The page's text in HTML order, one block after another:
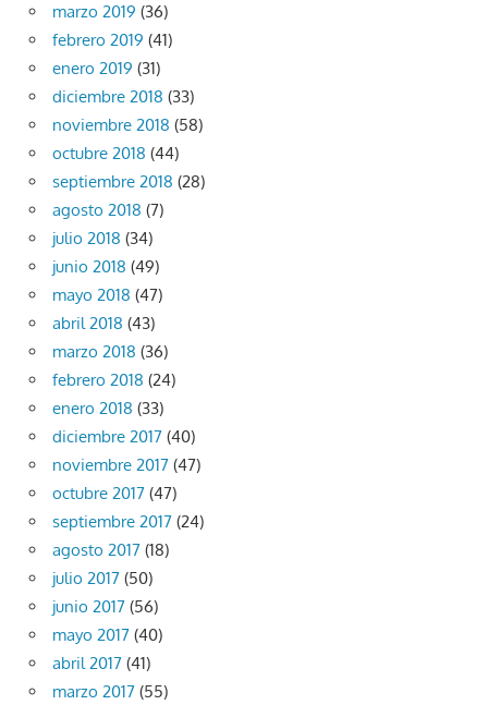
marzo 2019 (36)
febrero 2019 (41)
enero 2019 (31)
diciembre 2018 (33)
noviembre 2018 (58)
octubre 2018 (44)
septiembre 2018 (28)
agosto 2018 (7)
julio 2018 (34)
junio 2018 (49)
mayo 2018 (47)
abril 2018 (43)
marzo 2018 (36)
febrero 2018 (24)
enero 2018 (33)
diciembre 2017 (40)
noviembre 2017 (47)
octubre 2017 (47)
septiembre 2017 (24)
agosto 2017 (18)
julio 2017 (50)
junio 2017 (56)
mayo 2017 (40)
abril 2017 (41)
marzo 2017 (55)